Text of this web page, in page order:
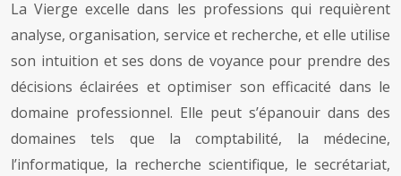
La Vierge excelle dans les professions qui requièrent
analyse, organisation, service et recherche, et elle utilise
son intuition et ses dons de voyance pour prendre des
décisions éclairées et optimiser son efficacité dans le
domaine professionnel. Elle peut s’épanouir dans des
domaines tels que la comptabilité, la médecine,
l’informatique, la recherche scientifique, le secrétariat,